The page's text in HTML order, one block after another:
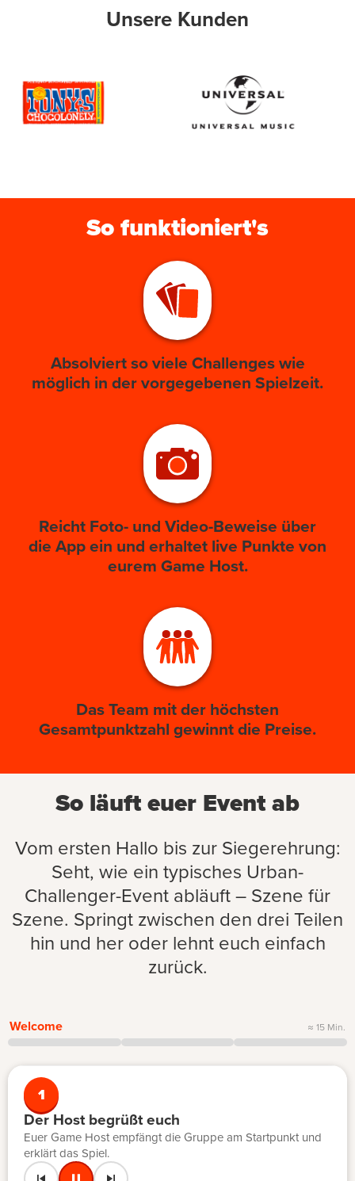
Unsere Kunden
So funktioniert's
Absolviert so viele Challenges wie
möglich in der vorgegebenen Spielzeit.
Reicht Foto- und Video-Beweise über
die App ein und erhaltet live Punkte von
eurem Game Host.
Das Team mit der höchsten
Gesamtpunktzahl gewinnt die Preise.
So läuft euer Event ab
Vom ersten Hallo bis zur Siegerehrung:
Seht, wie ein typisches Urban-
Challenger-Event abläuft – Szene für
Szene. Springt zwischen den drei Teilen
hin und her oder lehnt euch einfach
zurück.
Welcome ≈ 15 Min.
1
Der Host begrüßt euch
Euer Game Host empfängt die Gruppe am Startpunkt und
erklärt das Spiel.